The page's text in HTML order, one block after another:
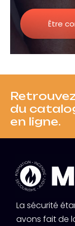
Être
du
en ligne.
La sécurité
avons fait de